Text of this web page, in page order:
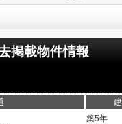
掲載物件情報
築5年